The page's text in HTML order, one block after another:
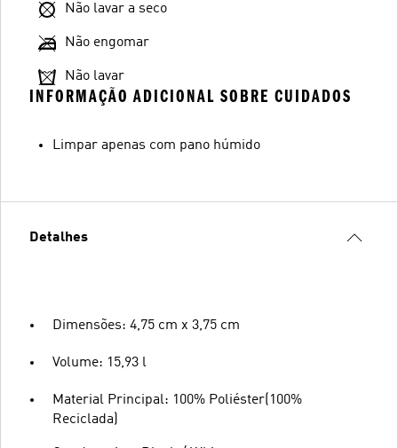
Não lavar a seco
Não engomar
Não lavar
INFORMAÇÃO ADICIONAL SOBRE CUIDADOS
Limpar apenas com pano húmido
Detalhes
Dimensões: 4,75 cm x 3,75 cm
Volume: 15,93 l
Material Principal: 100% Poliéster(100%
Reciclada)